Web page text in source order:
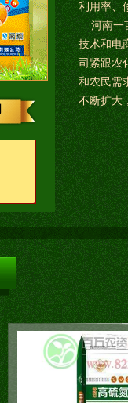
利用率、
河南一亩
技术和电
司紧跟农
和农民需
不断扩大